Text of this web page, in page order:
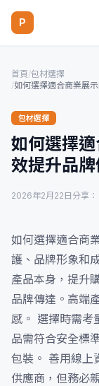
P
首頁/包材選擇
/如何選擇適合商業展
包材選擇
如何選擇
效提升品
2026年2月22日 分享：
如何選擇適合商
護、品牌形象和
產品本身，提升
品牌傳達。高端
感。 選擇時需考
品需符合安全標
包裝。 善用線上
供應商，但務必